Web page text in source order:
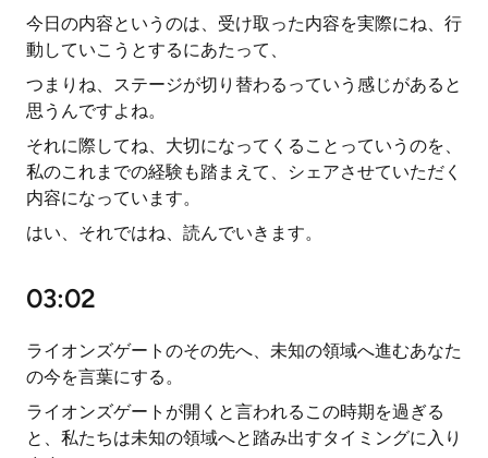
今日の内容というのは、受け取った内容を実際にね、行
動していこうとするにあたって、
つまりね、ステージが切り替わるっていう感じがあると
思うんですよね。
それに際してね、大切になってくることっていうのを、
私のこれまでの経験も踏まえて、シェアさせていただく
内容になっています。
はい、それではね、読んでいきます。
03:02
ライオンズゲートのその先へ、未知の領域へ進むあなた
の今を言葉にする。
ライオンズゲートが開くと言われるこの時期を過ぎる
と、私たちは未知の領域へと踏み出すタイミングに入り